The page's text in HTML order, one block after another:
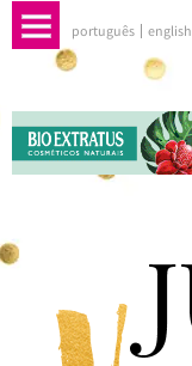
português english